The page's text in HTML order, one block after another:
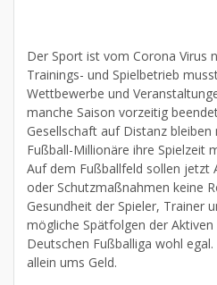
Der Sport ist vom Corona Virus
Trainings- und Spielbetrieb
Wettbewerbe und
manche Saison vorzeitig
Gesellschaft auf Distanz
Fußball-Millionäre ihre Spielzeit
Auf dem Fußballfeld sollen jetzt
oder Schutzmaßnahmen keine
Gesundheit der Spieler, Trainer
mögliche Spätfolgen der
Deutschen Fußballiga wohl
allein ums Geld.